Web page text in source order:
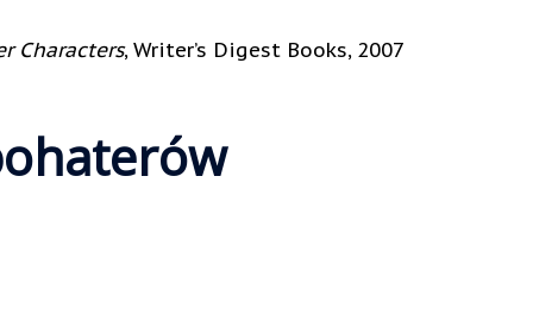
Characters, Writer’s Digest Books, 2007